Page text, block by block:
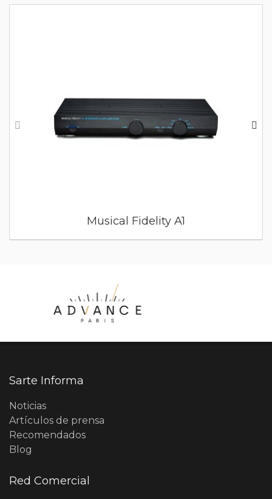
Musical Fidelity A1
Sarte Informa
Noticias
Artículos de prensa
Recomendados
Blog
Red Comercial